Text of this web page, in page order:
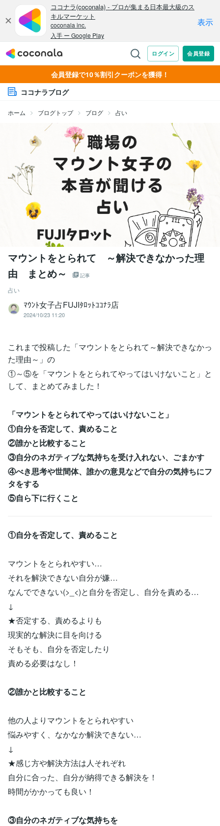
会員登録で10％割引クーポンを獲得！
ココナラブログ
ホーム ブログトップ ブログ 占い
マウントをとられて ～解決できなかった理
由 まとめ～
記事
占い
ﾏｳﾝﾄ女子占FUJIﾀﾛｯﾄｺｺﾅﾗ店
2024/10/23 11:20
これまで投稿した「マウントをとられて～解決できなかっ
た理由～」の
①～⑤を「マウントをとられてやってはいけないこと」と
して、まとめてみました！
「マウントをとられてやってはいけないこと」
①自分を否定して、責めること
②誰かと比較すること
③自分のネガティブな気持ちを受け入れない、ごまかす
④べき思考や世間体、誰かの意見などで自分の気持ちにフ
タをする
⑤自ら下に行くこと
①自分を否定して、責めること
マウントをとられやすい…
それを解決できない自分が嫌…
なんでできない(>_<)と自分を否定し、自分を責める…
↓
★否定する、責めるよりも
現実的な解決に目を向ける
そもそも、自分を否定したり
責める必要はなし！
②誰かと比較すること
他の人よりマウントをとられやすい
悩みやすく、なかなか解決できない…
↓
★感じ方や解決方法は人それぞれ
自分に合った、自分が納得できる解決を！
時間がかかっても良い！
③自分のネガティブな気持ちを